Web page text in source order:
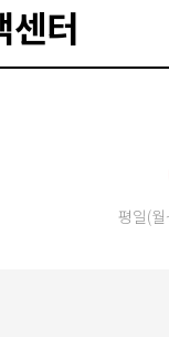
센터
평일(